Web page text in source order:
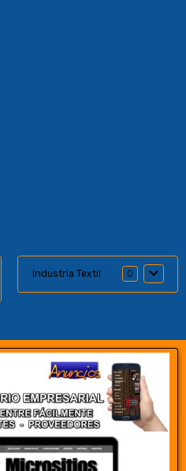
Industria Textil 0